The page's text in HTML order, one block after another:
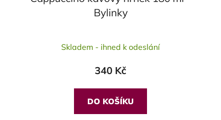
Bylinky
hodnocení
je
5,0
z
5
Skladem - ihned k odeslání
340 Kč
DO KOŠÍKU